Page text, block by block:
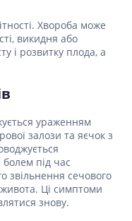
Хвороба може
викидня або
і розвитку плода, а
ураженням
залози та яєчок з
під час
звільнення сечового
Ці симптоми
знову.